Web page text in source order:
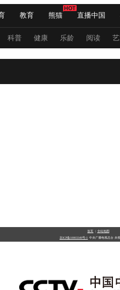
教育 熊猫 直播中国
热解读 天天学习
下载央视影音
科普 健康 乐龄 阅读
央博 非遗 文化 旅游
首页 全站地图
京ICP备10003349号-1 中央广播电视总台 央